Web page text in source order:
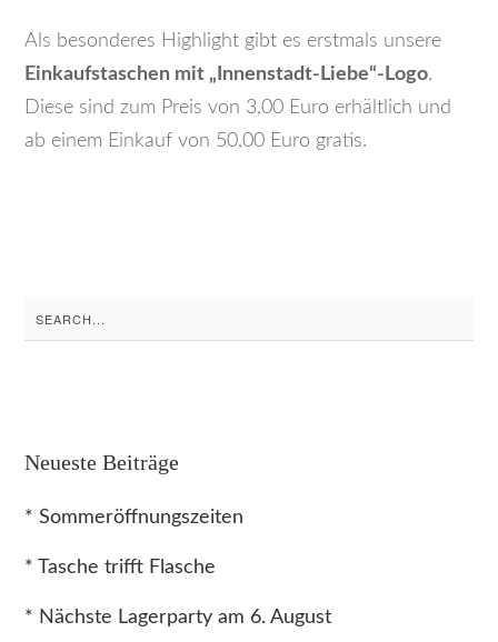
Als besonderes Highlight gibt es erstmals unsere
Einkaufstaschen mit „Innenstadt-Liebe“-Logo.
Diese sind zum Preis von 3,00 Euro erhältlich und
ab einem Einkauf von 50,00 Euro gratis.
Search
for:
Neueste Beiträge
* Sommeröffnungszeiten
* Tasche trifft Flasche
* Nächste Lagerparty am 6. August